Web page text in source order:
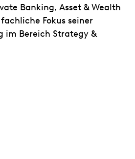
Banking, Asset & Wealth
Fokus seiner
im Bereich Strategy &